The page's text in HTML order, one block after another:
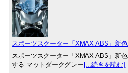
スポーツスクーター「XMAX ABS」新
スポーツスクーター「XMAX ABS」新
する”マットダークグレー [...続きを読む]